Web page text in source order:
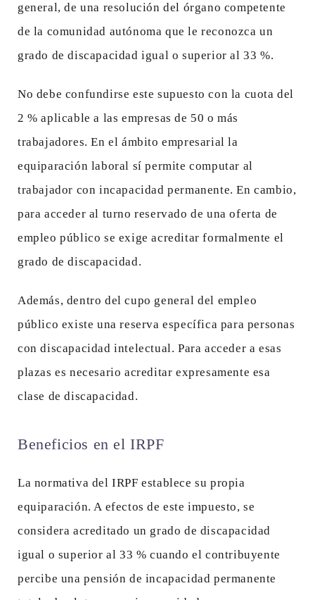
general, de una resolución del órgano competente
de la comunidad autónoma que le reconozca un
grado de discapacidad igual o superior al 33 %.
No debe confundirse este supuesto con la cuota del
2 % aplicable a las empresas de 50 o más
trabajadores. En el ámbito empresarial la
equiparación laboral sí permite computar al
trabajador con incapacidad permanente. En cambio,
para acceder al turno reservado de una oferta de
empleo público se exige acreditar formalmente el
grado de discapacidad.
Además, dentro del cupo general del empleo
público existe una reserva específica para personas
con discapacidad intelectual. Para acceder a esas
plazas es necesario acreditar expresamente esa
clase de discapacidad.
Beneficios en el IRPF
La normativa del IRPF establece su propia
equiparación. A efectos de este impuesto, se
considera acreditado un grado de discapacidad
igual o superior al 33 % cuando el contribuyente
percibe una pensión de incapacidad permanente